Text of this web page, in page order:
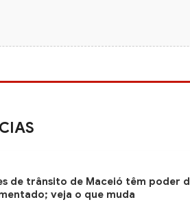
de trânsito de Maceió têm poder
veja o que muda